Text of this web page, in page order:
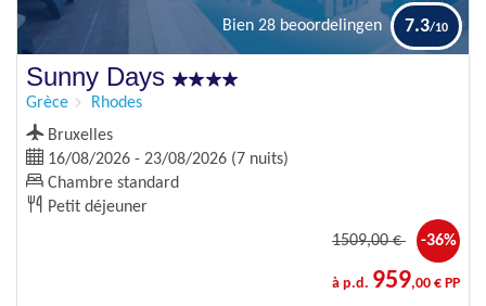
Bien 28 beoordelingen 7.3
Sunny Days
Grèce
Rhodes
Bruxelles
16/08/2026 - 23/08/2026 (7 nuits)
Chambre standard
Petit déjeuner
1509,00 € -36%
à p.d. 959,00 € PP